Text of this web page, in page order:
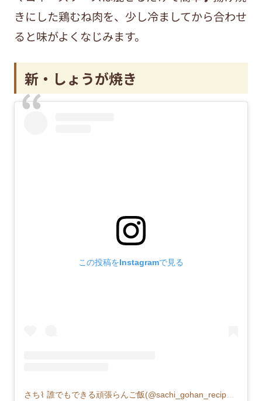
きにした鶏むね肉を、少し冷ましてから合わせ
ると味がよくなじみます。
新・しょうが焼き
この投稿をInstagramで見る
さち⌇ 誰でもできる頑張らんご飯(@sachi_gohan_recipe)がシェアした投稿